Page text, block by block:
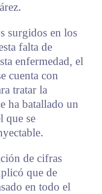
surgidos en los
falta de
enfermedad, el
cuenta con
tratar la
ha batallado un
que se
de cifras
que de
en todo el